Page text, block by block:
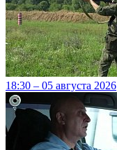
18:30 – 05 августа 2026